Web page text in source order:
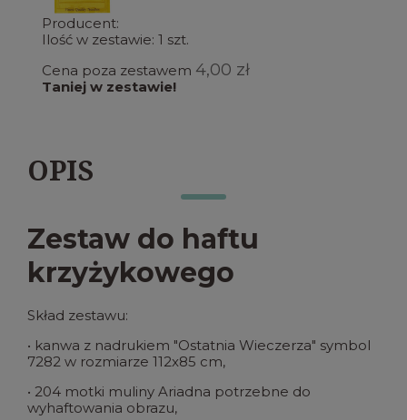
Producent:
Ilość w zestawie: 1 szt.
Cena poza zestawem 4,00 zł
Taniej w zestawie!
OPIS
Zestaw do haftu
krzyżykowego
Skład zestawu:
• kanwa z nadrukiem "Ostatnia Wieczerza" symbol
7282 w rozmiarze 112x85 cm,
• 204 motki muliny Ariadna potrzebne do
wyhaftowania obrazu,